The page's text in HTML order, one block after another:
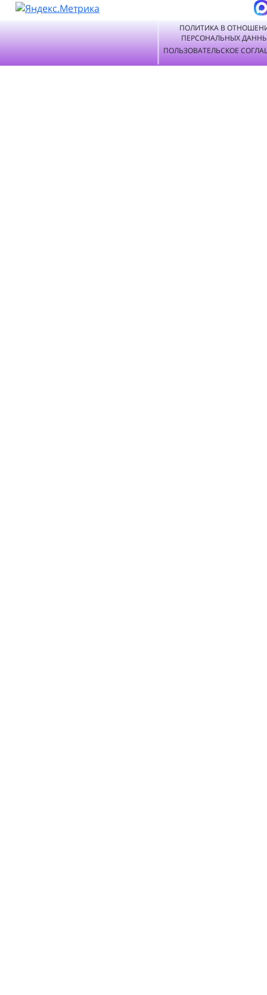
ПОЛИТИКА В
ПЕРСОНАЛЬНЫХ
ПОЛЬЗОВАТЕЛЬСКОЕ